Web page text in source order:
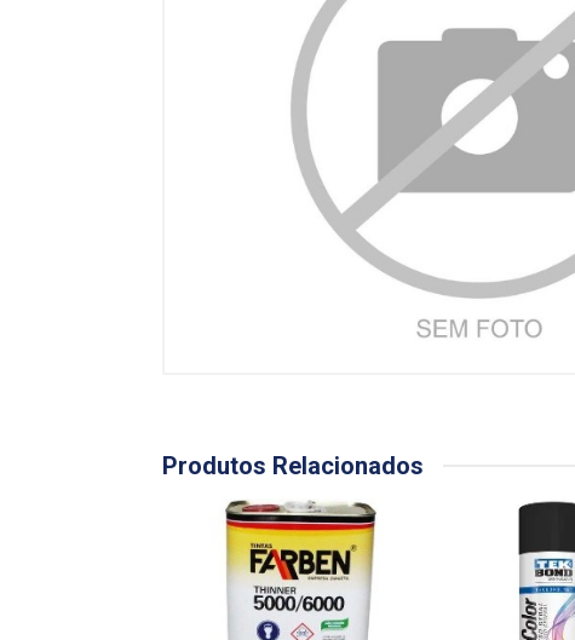
Produtos Relacionados